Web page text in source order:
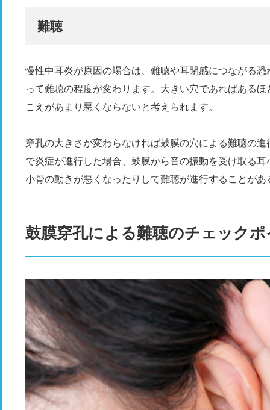
難聴
慢性中耳炎が原因の場合は、難聴や耳閉感につながる
って難聴の程度が変わります。大きい穴であればある
こえがあまり悪くならないと考えられます。
穿孔の大きさが変わらなければ鼓膜の穴による難聴の
で炎症が進行した場合、鼓膜から音の振動を受け取る
小骨の動きが悪くなったりして難聴が進行することが
鼓膜穿孔による難聴のチェック